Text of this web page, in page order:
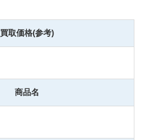
買取価格(参考)
商品名